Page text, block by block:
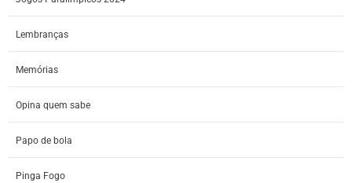
Lembranças
Memórias
Opina quem sabe
Papo de bola
Pinga Fogo